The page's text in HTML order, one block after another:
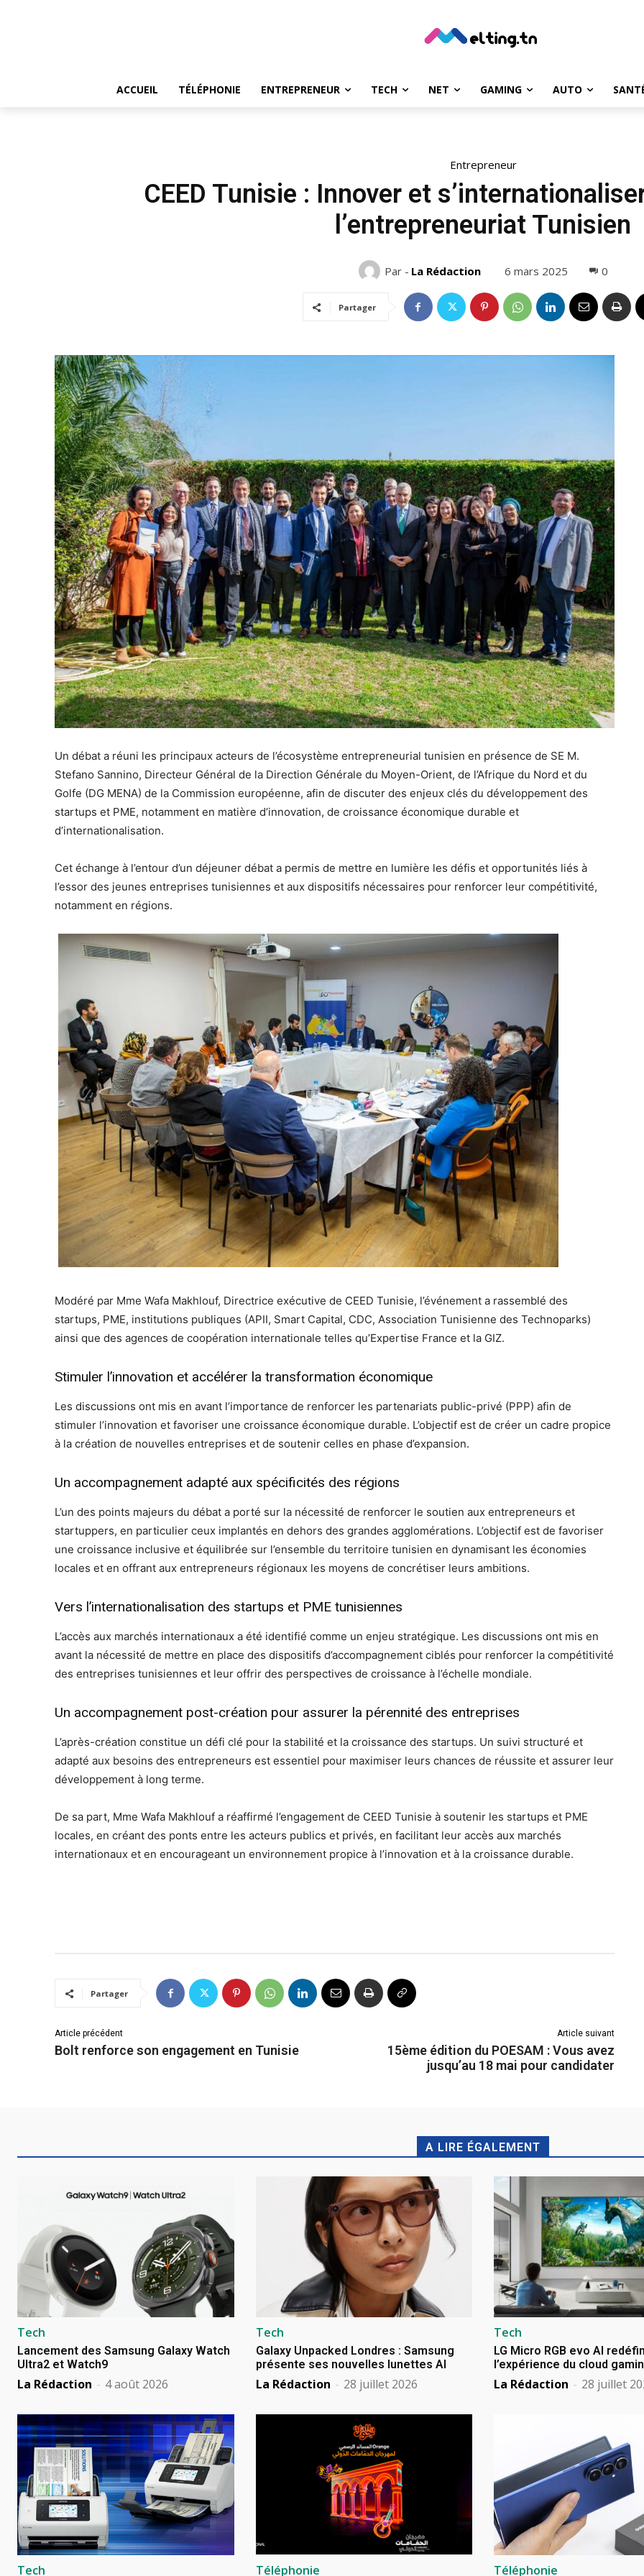
ACCUEIL TÉLÉPHONIE ENTREPRENEUR TECH NET GAMING AUTO
Entrepreneur
CEED Tunisie : Innover et
l’entrepreneuriat Tunisien
Par - La Rédaction 6 mars 2025 0
Partager
Un débat a réuni les principaux acteurs de l’écosystème entrepreneurial tunisien en présence de SE M.
Stefano Sannino, Directeur Général de la Direction Générale du Moyen-Orient, de l’Afrique du Nord et du
Golfe (DG MENA) de la Commission européenne, afin de discuter des enjeux clés du développement des
startups et PME, notamment en matière d’innovation, de croissance économique durable et
d’internationalisation.
Cet échange à l’entour d’un déjeuner débat a permis de mettre en lumière les défis et opportunités liés à
l’essor des jeunes entreprises tunisiennes et aux dispositifs nécessaires pour renforcer leur compétitivité,
notamment en régions.
Modéré par Mme Wafa Makhlouf, Directrice exécutive de CEED Tunisie, l’événement a rassemblé des
startups, PME, institutions publiques (APII, Smart Capital, CDC, Association Tunisienne des Technoparks)
ainsi que des agences de coopération internationale telles qu’Expertise France et la GIZ.
Stimuler l’innovation et accélérer la transformation économique
Les discussions ont mis en avant l’importance de renforcer les partenariats public-privé (PPP) afin de
stimuler l’innovation et favoriser une croissance économique durable. L’objectif est de créer un cadre propice
à la création de nouvelles entreprises et de soutenir celles en phase d’expansion.
Un accompagnement adapté aux spécificités des régions
L’un des points majeurs du débat a porté sur la nécessité de renforcer le soutien aux entrepreneurs et
startuppers, en particulier ceux implantés en dehors des grandes agglomérations. L’objectif est de favoriser
une croissance inclusive et équilibrée sur l’ensemble du territoire tunisien en dynamisant les économies
locales et en offrant aux entrepreneurs régionaux les moyens de concrétiser leurs ambitions.
Vers l’internationalisation des startups et PME tunisiennes
L’accès aux marchés internationaux a été identifié comme un enjeu stratégique. Les discussions ont mis en
avant la nécessité de mettre en place des dispositifs d’accompagnement ciblés pour renforcer la compétitivité
des entreprises tunisiennes et leur offrir des perspectives de croissance à l’échelle mondiale.
Un accompagnement post-création pour assurer la pérennité des entreprises
L’après-création constitue un défi clé pour la stabilité et la croissance des startups. Un suivi structuré et
adapté aux besoins des entrepreneurs est essentiel pour maximiser leurs chances de réussite et assurer leur
développement à long terme.
De sa part, Mme Wafa Makhlouf a réaffirmé l’engagement de CEED Tunisie à soutenir les startups et PME
locales, en créant des ponts entre les acteurs publics et privés, en facilitant leur accès aux marchés
internationaux et en encourageant un environnement propice à l’innovation et à la croissance durable.
Partager
Article précédent
Bolt renforce son engagement en Tunisie
Article suivant
15ème édition du POESAM : Vous avez
jusqu’au 18 mai pour candidater
A LIRE ÉGALEMENT
Tech
Lancement des Samsung Galaxy Watch
Ultra2 et Watch9
La Rédaction - 4 août 2026
Tech
Galaxy Unpacked Londres : Samsung
présente ses nouvelles lunettes AI
La Rédaction - 28 juillet 2026
Tech
LG Micro RGB evo AI
l’expérience du cloud
La Rédaction - 28 juillet
Tech Téléphonie Téléphonie